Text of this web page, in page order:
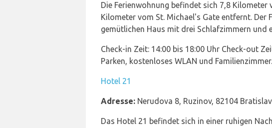
Die Ferienwohnung befindet sich 7,8
Kilometer vom St. Michael's Gate entfernt.
gemütlichen Haus mit drei Schlafzimmern und
Check-in Zeit: 14:00 bis 18:00 Uhr Check-out
Parken, kostenloses WLAN und Familienzimmer.
Hotel 21
Adresse: Nerudova 8, Ruzinov, 82104
Das Hotel 21 befindet sich in einer ruhigen